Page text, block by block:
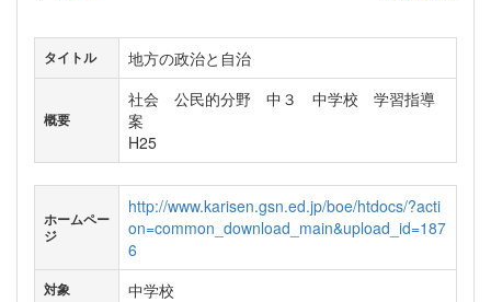
タイトル 地方の政治と自治
概要
社会 公民的分野 中３ 中学校 学習指導
案
H25
ホームペー
ジ
http://www.karisen.gsn.ed.jp/boe/htdocs/?acti
on=common_download_main&upload_id=187
6
対象 中学校